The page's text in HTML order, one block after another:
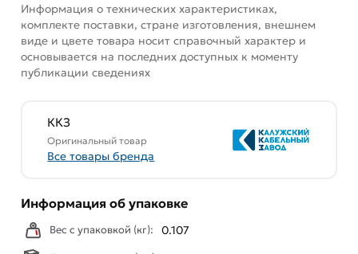
Информация о технических характеристиках,
комплекте поставки, стране изготовления, внешнем
виде и цвете товара носит справочный характер и
основывается на последних доступных к моменту
публикации сведениях
ККЗ
Оригинальный товар
Все товары бренда
Информация об упаковке
Вес с упаковкой (кг): 0.107